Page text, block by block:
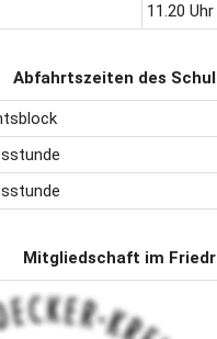
11.20 Uhr
Abfahrtszeiten des
Mitgliedschaft im